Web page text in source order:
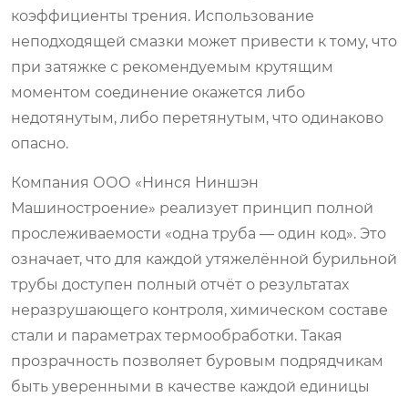
коэффициенты трения. Использование
неподходящей смазки может привести к тому, что
при затяжке с рекомендуемым крутящим
моментом соединение окажется либо
недотянутым, либо перетянутым, что одинаково
опасно.
Компания ООО «Нинся Ниншэн
Машиностроение» реализует принцип полной
прослеживаемости «одна труба — один код». Это
означает, что для каждой утяжелённой бурильной
трубы доступен полный отчёт о результатах
неразрушающего контроля, химическом составе
стали и параметрах термообработки. Такая
прозрачность позволяет буровым подрядчикам
быть уверенными в качестве каждой единицы